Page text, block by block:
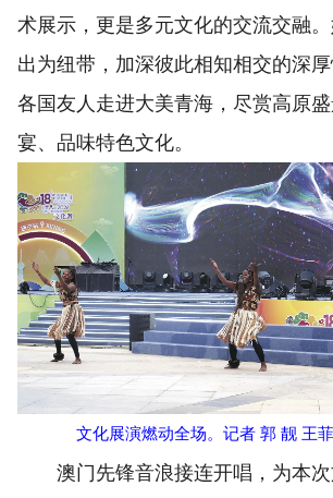
术展示，更是多元文化的交流交融
出为纽带，加深彼此相知相交的深
各国友人走进大美青海，尽赏高原
宴、品味特色文化。
文化展演燃动全场。记者 郭 靓 王
澳门先锋音浪接连开唱，为本次